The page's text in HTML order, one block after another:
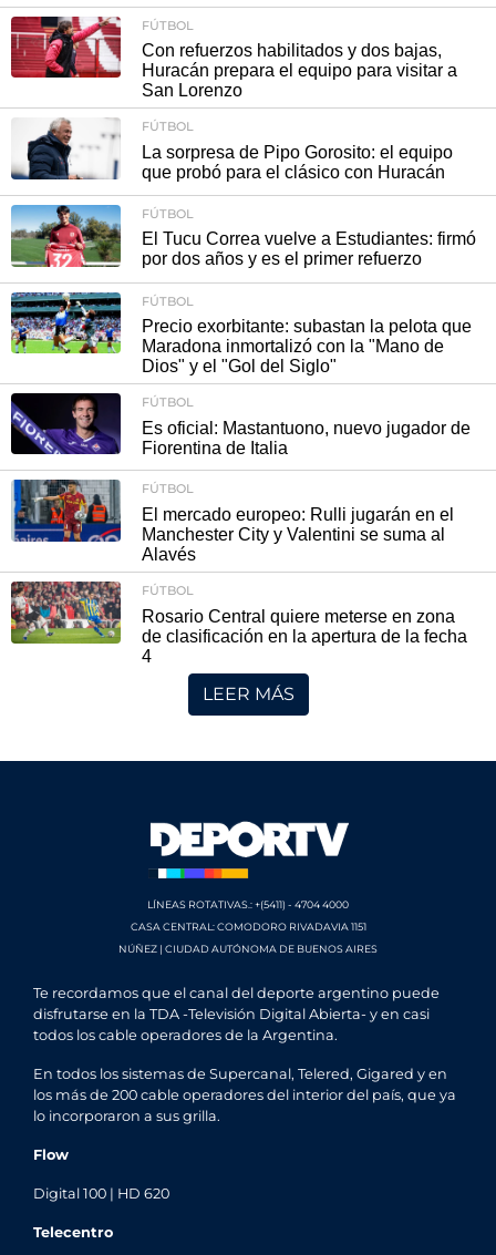
FÚTBOL
Con refuerzos habilitados y dos bajas,
Huracán prepara el equipo para visitar a
San Lorenzo
FÚTBOL
La sorpresa de Pipo Gorosito: el equipo
que probó para el clásico con Huracán
FÚTBOL
El Tucu Correa vuelve a Estudiantes: firmó
por dos años y es el primer refuerzo
FÚTBOL
Precio exorbitante: subastan la pelota que
Maradona inmortalizó con la "Mano de
Dios" y el "Gol del Siglo"
FÚTBOL
Es oficial: Mastantuono, nuevo jugador de
Fiorentina de Italia
FÚTBOL
El mercado europeo: Rulli jugarán en el
Manchester City y Valentini se suma al
Alavés
FÚTBOL
Rosario Central quiere meterse en zona
de clasificación en la apertura de la fecha
4
LEER MÁS
LÍNEAS ROTATIVAS.: +(5411) - 4704 4000
CASA CENTRAL: COMODORO RIVADAVIA 1151
NÚÑEZ | CIUDAD AUTÓNOMA DE BUENOS AIRES
Te recordamos que el canal del deporte argentino puede
disfrutarse en la TDA -Televisión Digital Abierta- y en casi
todos los cable operadores de la Argentina.
En todos los sistemas de Supercanal, Telered, Gigared y en
los más de 200 cable operadores del interior del país, que ya
lo incorporaron a sus grilla.
Flow
Digital 100 | HD 620
Telecentro